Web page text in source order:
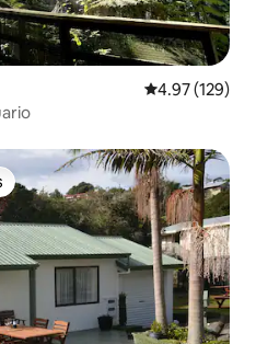
Calificación
4.97 (129)
huéspedes